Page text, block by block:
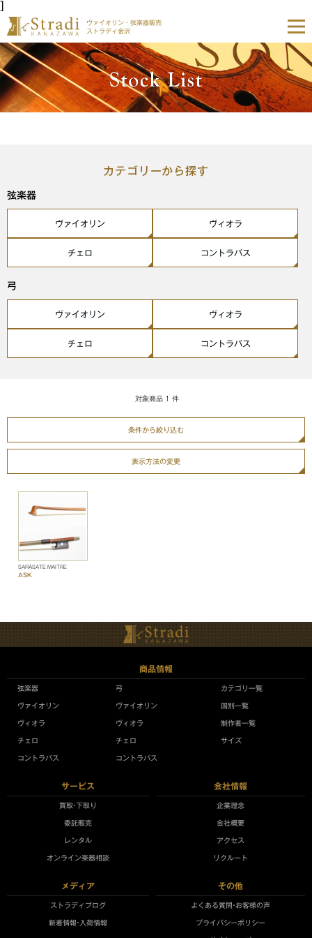
]
ヴァイオリン・弦楽器販売
ストラディ金沢
カテゴリーから探す
弦楽器
ヴァイオリン ヴィオラ
チェロ コントラバス
弓
ヴァイオリン ヴィオラ
チェロ コントラバス
対象商品 1 件
条件から絞り込む
表示方法の変更
SARASATE MAÎTRE
ASK
商品情報
弦楽器
ヴァイオリン
ヴィオラ
チェロ
コントラバス
弓
ヴァイオリン
ヴィオラ
チェロ
コントラバス
カテゴリ一覧
国別一覧
制作者一覧
サイズ
サービス
買取•下取り
委託販売
レンタル
オンライン楽器相談
会社情報
企業理念
会社概要
アクセス
リクルート
メディア
ストラディブログ
新着情報•入荷情報
その他
よくある質問•お客様の声
プライバシーポリシー